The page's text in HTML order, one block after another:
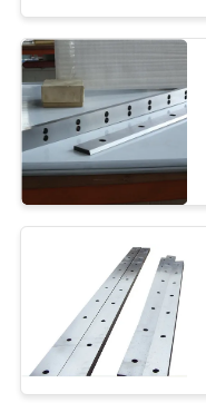
LES
AFFAIRES
DEMANDEZ
UN DEVIS
SITE